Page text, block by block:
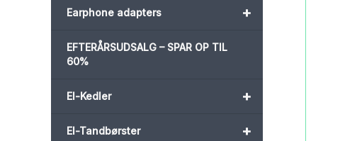
+
Earphone adapters
EFTERÅRSUDSALG – SPAR OP TIL
60%
+
El-Kedler
+
El-Tandbørster